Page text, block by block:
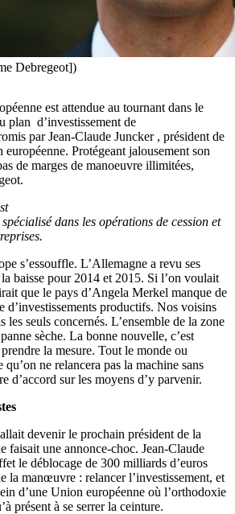
Debregeot])
est attendue au tournant dans le
plan d’investissement de
par Jean-Claude Juncker , président de
Protégeant jalousement son
de marges de manoeuvre illimitées,
dans les opérations de cession et
s’essouffle. L’Allemagne a revu ses
baisse pour 2014 et 2015. Si l’on voulait
que le pays d’Angela Merkel manque de
d’investissements productifs. Nos voisins
les seuls concernés. L’ensemble de la zone
sèche. La bonne nouvelle, c’est
la mesure. Tout le monde ou
qu’on ne relancera pas la machine sans
d’accord sur les moyens d’y parvenir.
devenir le prochain président de la
faisait une annonce-choc. Jean-Claude
le déblocage de 300 milliards d’euros
la manœuvre : relancer l’investissement, et
d’une Union européenne où l’orthodoxie
présent à se serrer la ceinture.